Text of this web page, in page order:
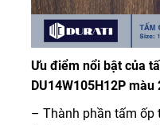
Ưu điểm nổi bật của
DU14W105H12P màu
– Thành phần tấm ốp